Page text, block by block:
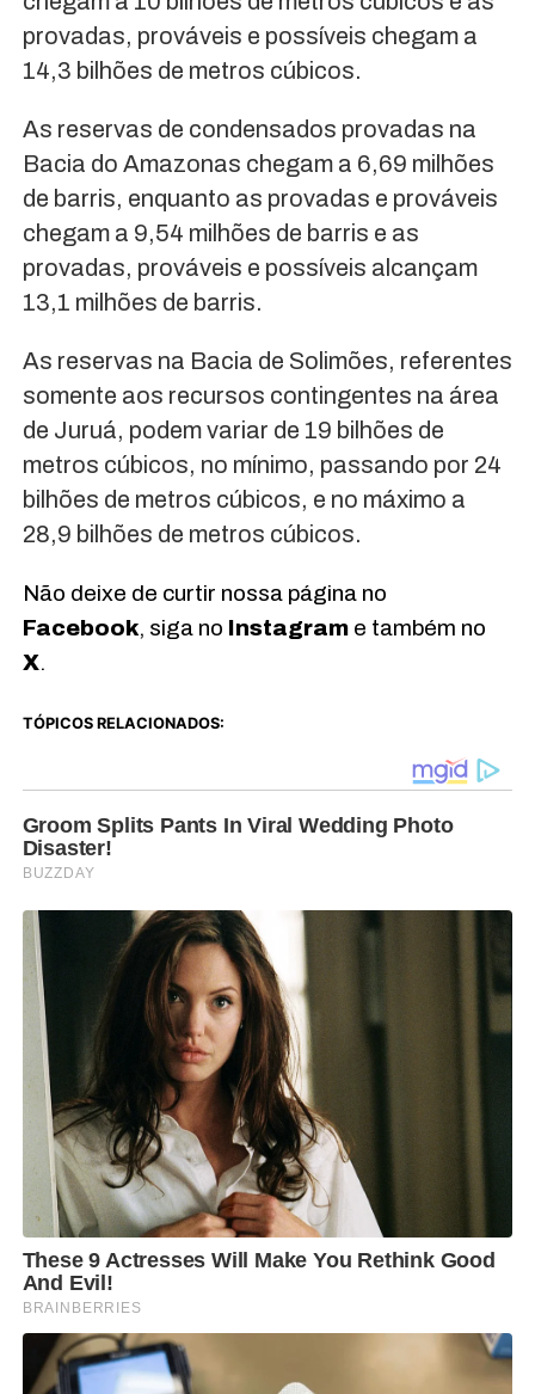
provadas, prováveis e possíveis chegam a
14,3 bilhões de metros cúbicos.
As reservas de condensados provadas na
Bacia do Amazonas chegam a 6,69 milhões
de barris, enquanto as provadas e prováveis
chegam a 9,54 milhões de barris e as
provadas, prováveis e possíveis alcançam
13,1 milhões de barris.
As reservas na Bacia de Solimões, referentes
somente aos recursos contingentes na área
de Juruá, podem variar de 19 bilhões de
metros cúbicos, no mínimo, passando por 24
bilhões de metros cúbicos, e no máximo a
28,9 bilhões de metros cúbicos.
Não deixe de curtir nossa página no
Facebook, siga no Instagrame também no
X.
TÓPICOS RELACIONADOS: